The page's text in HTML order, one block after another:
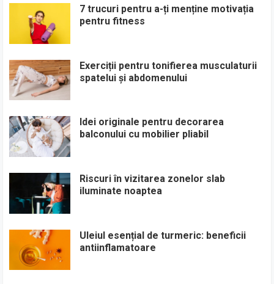
7 trucuri pentru a-ți menține motivația
pentru fitness
Exerciții pentru tonifierea musculaturii
spatelui și abdomenului
Idei originale pentru decorarea
balconului cu mobilier pliabil
Riscuri în vizitarea zonelor slab
iluminate noaptea
Uleiul esențial de turmeric: beneficii
antiinflamatoare